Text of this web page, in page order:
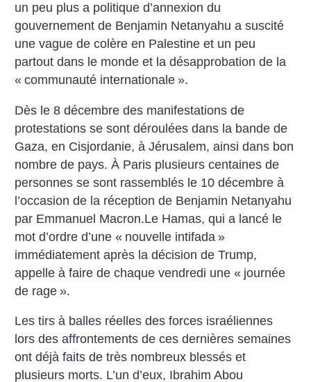
un peu plus a politique d’annexion du
gouvernement de Benjamin Netanyahu a suscité
une vaguede colère en Palestine et un peu
partout dans le monde et la désapprobation de la
« communauté internationale ».
Dès le 8 décembre des manifestations de
protestations se sont déroulées dans la bande de
Gaza, en Cisjordanie, à Jérusalem, ainsi dans bon
nombre de pays. À Paris plusieurs centaines de
personnes se sont rassemblés le 10 décembre à
l’occasionde la réception de Benjamin Netanyahu
par Emmanuel Macron.Le Hamas, qui a lancé le
mot d’ordre d’une « nouvelle intifada »
immédiatement après la décision de Trump,
appelle à faire de chaque vendredi une « journée
de rage ».
Les tirs à balles réelles des forces israéliennes
lors des affrontements de ces dernières semaines
ont déjà faits de très nombreux blessés et
plusieurs morts. L’un d’eux, Ibrahim Abou